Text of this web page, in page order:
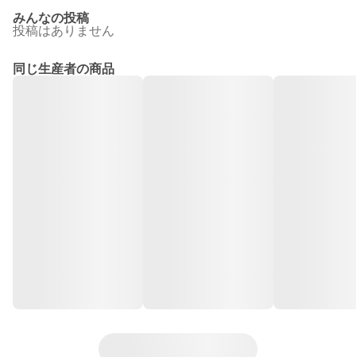
みんなの投稿
投稿はありません
同じ生産者の商品